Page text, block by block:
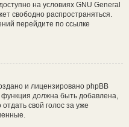
на условиях GNU General
свободно распространяться.
перейдите по ссылке
и лицензировано phpBB
функция должна быть добавлена,
отдать свой голос за уже